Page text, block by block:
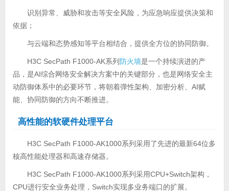
识别异常、威胁和攻击等安全风险，为应急响应提供决策和
依据；
与云端和态势感知等平台相结合，提供全方位的协同防御。
H3C SecPath F1000-AK系列 防火墙是一个持续演进的产
品，是AI综合网络安全解决方案中的关键部分，也是网络安全主
动防御体系中的必要环节，将朝着弹性架构、加密分析、AI赋
能、协同防御的方向不断推进。
高性能的软硬件处理平台
H3C SecPath F1000-AK1000系列采用了先进的最新64位多
核高性能处理器和高速存储器。
H3C SecPath F1000-AK1000系列采用CPU+Switch架构，
CPU进行安全业务处理，Switch实现多业务端口的扩展。